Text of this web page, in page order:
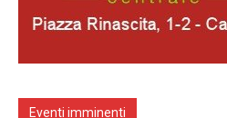
Eventi imminenti